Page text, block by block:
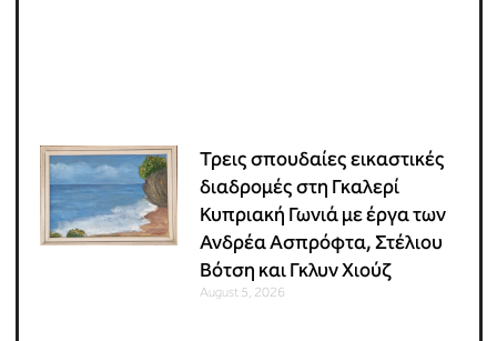
Τρεις σπουδαίες εικαστικές
διαδρομές στη Γκαλερί
Κυπριακή Γωνιά με έργα των
Ανδρέα Ασπρόφτα, Στέλιου
Βότση και Γκλυν Χιούζ
August 5, 2026